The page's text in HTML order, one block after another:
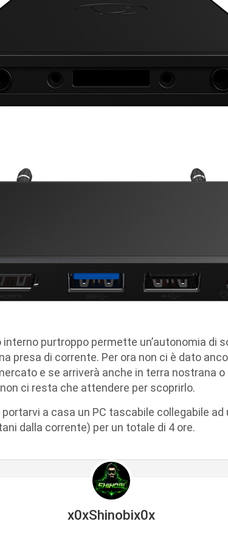
purtroppo permette un’autonomia di
presa di corrente. Per ora non ci è dato
e se arriverà anche in terra nostrana o
ci resta che attendere per scoprirlo.
a casa un PC tascabile collegabile
dalla corrente) per un totale di 4 ore.
x0xShinobix0x